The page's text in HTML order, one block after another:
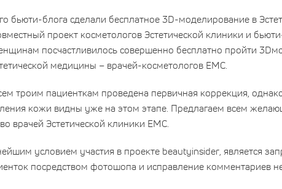
бьюти-блога сделали бесплатное 3D-моделирование в
проект косметологов Эстетической клиники и
посчастливилось совершенно бесплатно пройти 3D
медицины – врачей-косметологов EMC.
троим пациенткам проведена первичная коррекция,
кожи видны уже на этом этапе. Предлагаем всем
врачей Эстетической клиники EMC.
условием участия в проекте beautyinsider, является
посредством фотошопа и исправление комментариев